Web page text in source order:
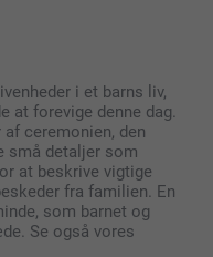
i et barns liv,
at forevige denne dag.
ceremonien, den
små detaljer som
at beskrive vigtige
fra familien. En
som barnet og
Se også vores